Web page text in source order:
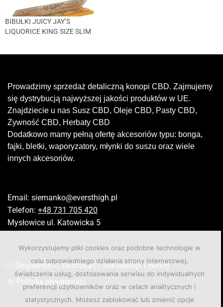
BIBUŁKI JUICY JAY’S
LIQUORICE KING SIZE SLIM
Prowadzimy sprzedaż detaliczną konopi CBD. Zajmujemy
się dystrybucją najwyższej jakości produktów w UE.
Znajdziecie u nas Susz CBD, Oleje CBD, Pasty CBD,
Żywność CBD, Herbaty CBD
Dodatkowo mamy pełną ofertę akcesoriów typu: bonga,
fajki, bletki, waporyzatory, młynki do suszu oraz wiele
innych akcesoriów.
Email: siemanko@eversthigh.pl
Telefon: +48 731 705 420
Mysłowice ul. Katowicka 5
Regulamin Dostawa
Reklamacje i zwroty
Polityka prywatności
Wykorzystujemy pliki cookies oraz podobne technologie w
celu odpowiedniego działania strony internetowej,
świadczenia usług, dostosowania serwisu do indywidualnych
preferencji użytkowników oraz w celach analitycznych i
statystycznych. Możesz zablokować lub zmienić opcje